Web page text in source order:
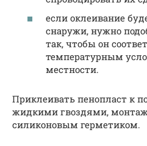
если оклеивание
снаружи, нужно
так, чтобы он
температурным
местности.
Приклеивать пенопласт к
жидкими гвоздями,
силиконовым герметиком.